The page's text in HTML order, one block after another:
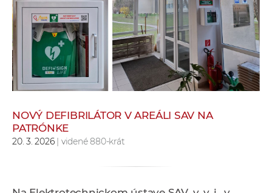
a
c
a
NOVÝ DEFIBRILÁTOR V AREÁLI SAV NA
PATRÓNKE
20. 3. 2026| videné 880-krát